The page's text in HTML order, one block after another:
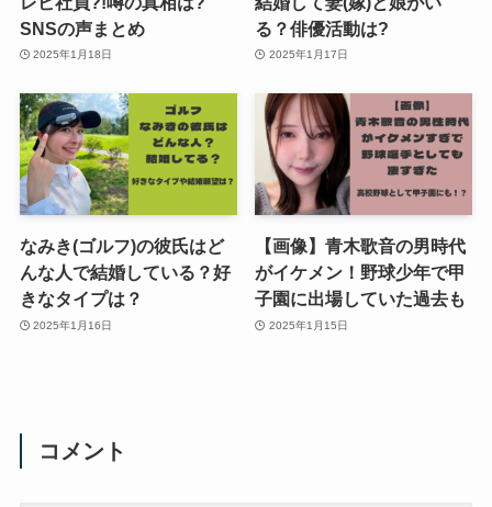
SNSの声まとめ
2025年1月18日
る？俳優活動は?
2025年1月17日
なみき(ゴルフ)の彼氏はど
んな人で結婚している？好
きなタイプは？
2025年1月16日
【画像】青木歌音の男時代
がイケメン！野球少年で甲
子園に出場していた過去も
2025年1月15日
コメント